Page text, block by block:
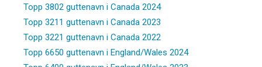
Topp 3802 guttenavn i Canada 2024
Topp 3211 guttenavn i Canada 2023
Topp 3221 guttenavn i Canada 2022
Topp 6650 guttenavn i England/Wales 2024